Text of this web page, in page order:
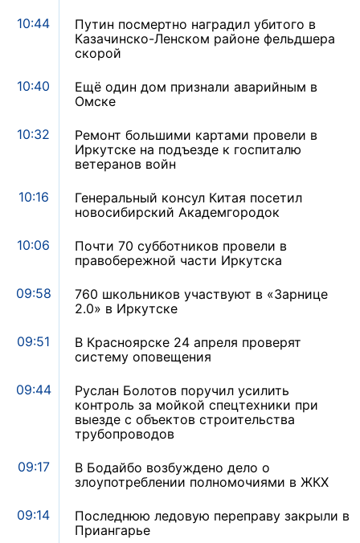
10:44
Путин посмертно наградил убитого в
Казачинско-Ленском районе фельдшера
скорой
10:40
Ещё один дом признали аварийным в
Омске
10:32
Ремонт большими картами провели в
Иркутске на подъезде к госпиталю
ветеранов войн
10:16
Генеральный консул Китая посетил
новосибирский Академгородок
10:06
Почти 70 субботников провели в
правобережной части Иркутска
09:58
760 школьников участвуют в «Зарнице
2.0» в Иркутске
09:51
В Красноярске 24 апреля проверят
систему оповещения
09:44
Руслан Болотов поручил усилить
контроль за мойкой спецтехники при
выезде с объектов строительства
трубопроводов
09:17
В Бодайбо возбуждено дело о
злоупотреблении полномочиями в ЖКХ
09:14
Последнюю ледовую переправу закрыли в
Приангарье